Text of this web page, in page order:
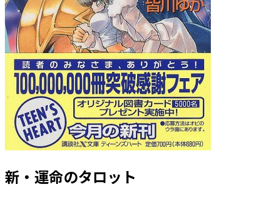
新・運命のタロット